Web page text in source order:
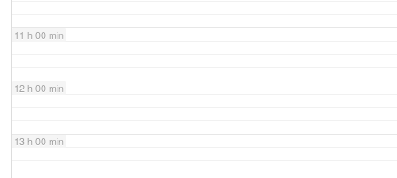
11 h 00 min
12 h 00 min
13 h 00 min